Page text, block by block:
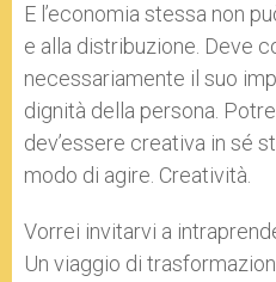
E l’economia stessa non
e alla distribuzione. Deve
necessariamente il suo
dignità della persona.
dev’essere creativa in sé
modo di agire. Creatività.
Vorrei invitarvi a
Un viaggio di